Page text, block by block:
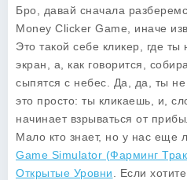
Бро, давай сначала
Money Clicker Game, иначе
Это такой себе кликер, где
экран, а, как говорится,
сыпятся с небес. Да, да, ты
это просто: ты кликаешь, и,
начинает взрываться от
Мало кто знает, но у нас еще
Game Simulator (Фарминг
Открытые Уровни . Если